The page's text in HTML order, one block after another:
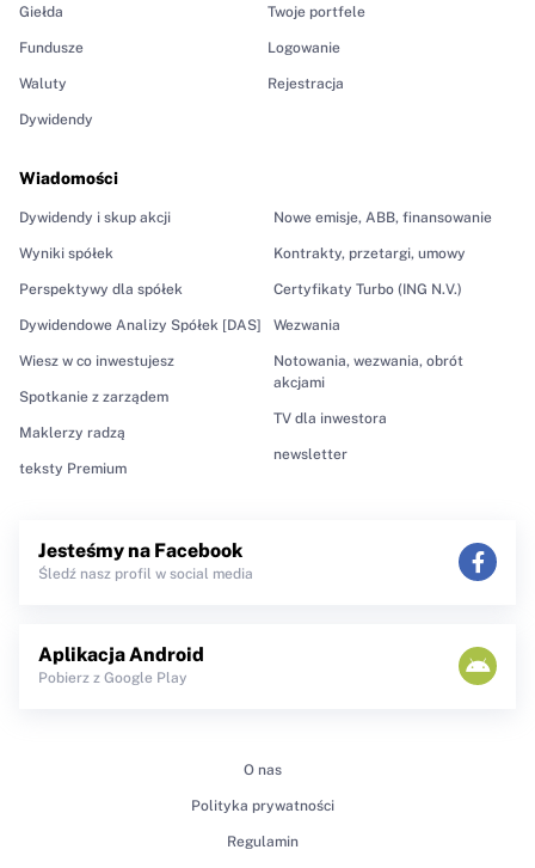
Giełda
Fundusze
Waluty
Dywidendy
Wiadomości
Dywidendy i skup akcji
Wyniki spółek
Perspektywy dla spółek
Dywidendowe Analizy Spółek [DAS]
Wiesz w co inwestujesz
Spotkanie z zarządem
Maklerzy radzą
teksty Premium
Nowe emisje, ABB, finansowanie
Kontrakty, przetargi, umowy
Certyfikaty Turbo (ING N.V.)
Wezwania
Notowania, wezwania, obrót
akcjami
TV dla inwestora
newsletter
Twoje portfele
Logowanie
Rejestracja
Jesteśmy na Facebook
Śledź nasz profil w social media
Aplikacja Android
Pobierz z Google Play
O nas
Polityka prywatności
Regulamin